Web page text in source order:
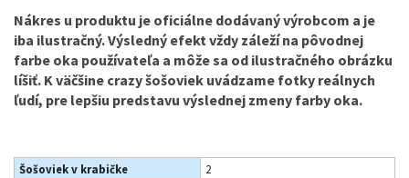
Nákres u produktu je oficiálne dodávaný výrobcom a je
iba ilustračný. Výsledný efekt vždy záleží na pôvodnej
farbe oka používateľa a môže sa od ilustračného obrázku
líšiť. K väčšine crazy šošoviek uvádzame fotky reálnych
ľudí, pre lepšiu predstavu výslednej zmeny farby oka.
Šošoviek v krabičke
2